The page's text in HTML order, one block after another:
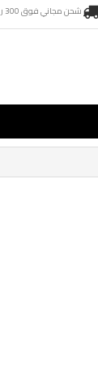
شحن مجاني فوق 300 ريال